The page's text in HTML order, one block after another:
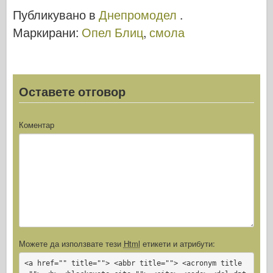
л 3502
Публикувано в Днепромодел .
Маркирани: Опел Блиц, смола
Оставете отговор
Коментар
Можете да използвате тези Html етикети и атрибути:
<a href="" title=""> <abbr title=""> <acronym title